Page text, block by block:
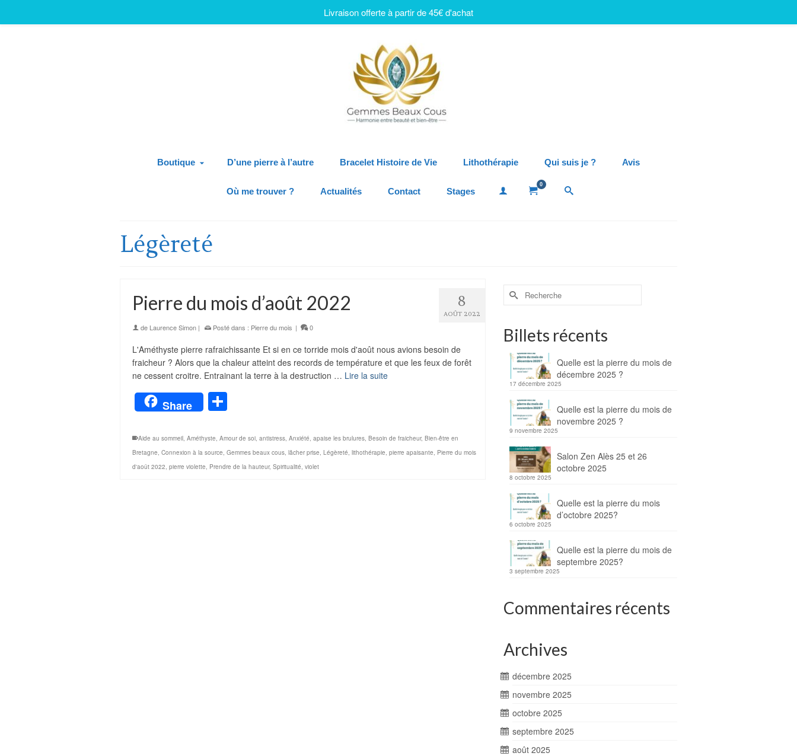
Boutique D’une pierre à l’autre Bracelet Histoire de Vie Lithothérapie Qui suis je ? Avis
Où me trouver ? Actualités Contact Stages
0
Légèreté
8
AOÛT 2022
Pierre du mois d’août 2022
de Laurence Simon | Posté dans : Pierre du mois | 0
L'Améthyste pierre rafraichissante Et si en ce torride mois d'août nous avions besoin de
fraicheur ? Alors que la chaleur atteint des records de température et que les feux de forêt
ne cessent croitre. Entrainant la terre à la destruction … Lire la suite
Share
Aide au sommeil, Améthyste, Amour de soi, antistress, Anxiété, apaise les brulures, Besoin de fraicheur, Bien-être en
Bretagne, Connexion à la source, Gemmes beaux cous, lâcher prise, Légèreté, lithothérapie, pierre apaisante, Pierre du mois
d'août 2022, pierre violette, Prendre de la hauteur, Spiritualité, violet
Billets récents
Quelle est la pierre du mois de
décembre 2025 ?
17 décembre 2025
Quelle est la pierre du mois de
novembre 2025 ?
9 novembre 2025
Salon Zen Alès 25 et 26
octobre 2025
8 octobre 2025
Quelle est la pierre du mois
d’octobre 2025?
6 octobre 2025
Quelle est la pierre du mois de
septembre 2025?
3 septembre 2025
Commentaires récents
Archives
décembre 2025
novembre 2025
octobre 2025
septembre 2025
août 2025
Livraison offerte à partir de 45€ d'achat